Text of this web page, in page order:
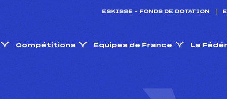
ESKISSE – FONDS DE DOTATION
Compétitions Equipes de France La